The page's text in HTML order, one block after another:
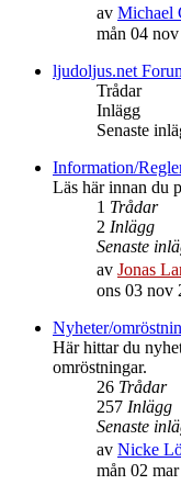
av Michael
mån 04
ljudoljus.net
Trådar
Inlägg
Senaste
Information/
Läs här innan du
1 Trådar
2 Inlägg
Senaste
av Jonas
ons 03 nov
Nyheter/
Här hittar du
omröstningar.
26 Trådar
257 Inlägg
Senaste
av Nicke
mån 02